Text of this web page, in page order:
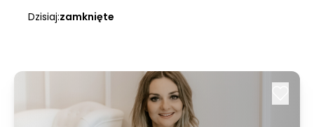
Dzisiaj:zamknięte